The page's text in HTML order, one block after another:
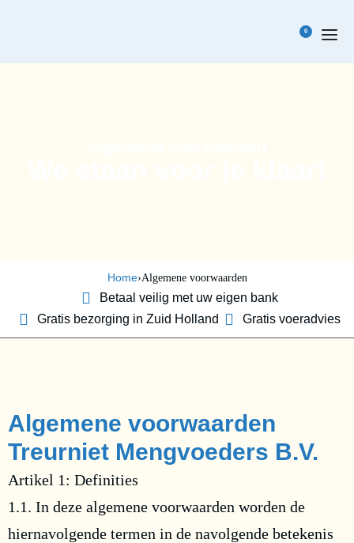
0
Home›Algemene voorwaarden
Betaal veilig met uw eigen bank
Gratis bezorging in Zuid Holland
Gratis voeradvies
Algemene voorwaarden
Treurniet Mengvoeders B.V.
Artikel 1: Definities
1.1. In deze algemene voorwaarden worden de
hiernavolgende termen in de navolgende betekenis